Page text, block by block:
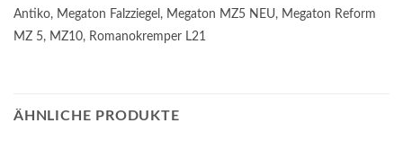
Antiko, Megaton Falzziegel, Megaton MZ5 NEU, Megaton Reform
MZ 5, MZ10, Romanokremper L21
ÄHNLICHE PRODUKTE